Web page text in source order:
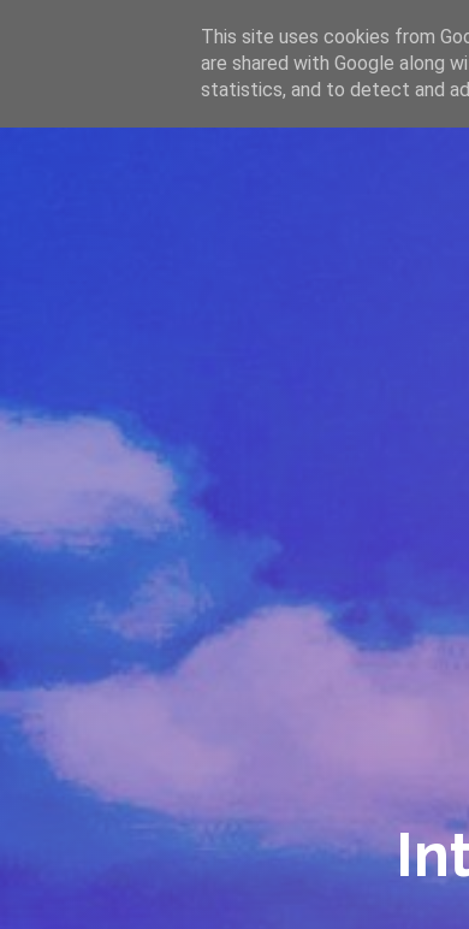
WWW.GAZISTI.RO
This site uses cookies from
are shared with Google along
statistics, and to detect and